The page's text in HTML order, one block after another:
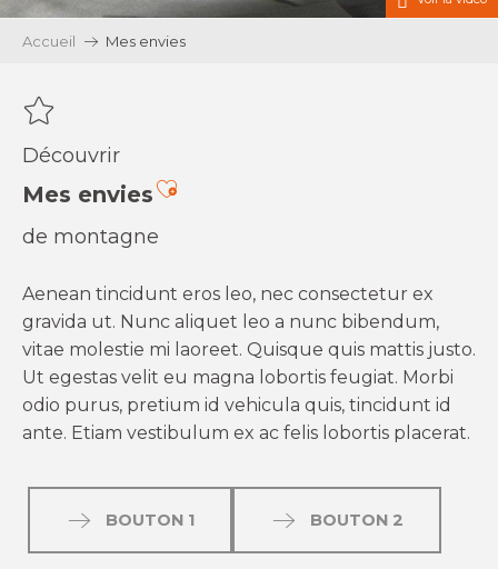
Accueil Mes envies
Découvrir
Mes enviesAjouter aux favoris
de montagne
Aenean tincidunt eros leo, nec consectetur ex
gravida ut. Nunc aliquet leo a nunc bibendum,
vitae molestie mi laoreet. Quisque quis mattis justo.
Ut egestas velit eu magna lobortis feugiat. Morbi
odio purus, pretium id vehicula quis, tincidunt id
ante. Etiam vestibulum ex ac felis lobortis placerat.
BOUTON 1 BOUTON 2